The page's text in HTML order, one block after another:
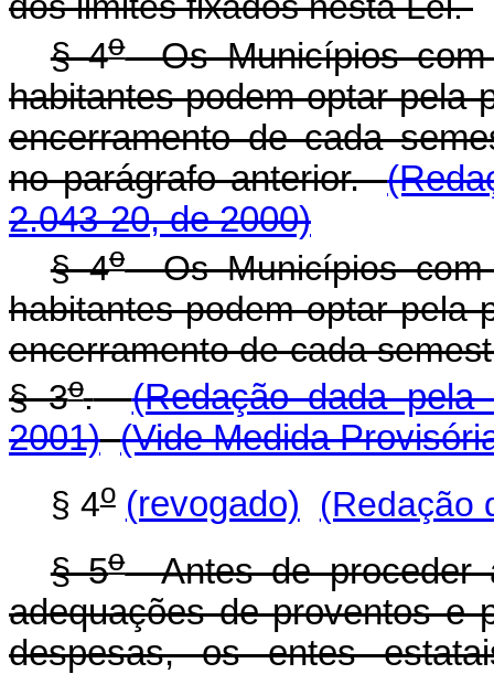
§ 4oOs Municípios com
habitantes podem optar pela
encerramento de cada
no parágrafo anterior.
2.043-20, de 2000)
§ 4oOs Municípios com
habitantes podem optar pela
encerramento de cada
§ 3o.
(Redação dada pela
2001) (Vide Medida
§ 4o (revogado)
(Redação
§ 5oAntes de proceder
adequações de proventos e
despesas, os entes